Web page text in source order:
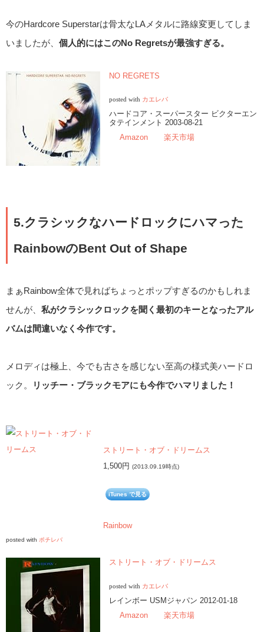
今のHardcore Superstarは骨太なLAメタルに路線変更してしま
いましたが、 個人的にはこのNo Regretsが最強すぎる。
NO REGRETS
posted with カエレバ
ハードコア・スーパースター ビクターエン
タテインメント 2003-08-21
Amazon
楽天市場
5.クラシックなハードロックにハマった
RainbowのBent Out of Shape
まぁRainbow全体で見ればちょっとポップすぎるのかもしれま
せんが、 私がクラシックロックを聞く最初のキーとなったアル
バムは間違いなく今作です。
メロディは極上、今でも古さを感じない至高の様式美ハードロ
ック。
リッチー・ブラックモアにも今作でハマリました！
ストリート・オブ・ドリームス
1,500円 (2013.09.19時点)
iTunes で見る
Rainbow
posted with ポチレバ
ストリート・オブ・ドリームス
posted with カエレバ
レインボー USMジャパン 2012-01-18
Amazon
楽天市場